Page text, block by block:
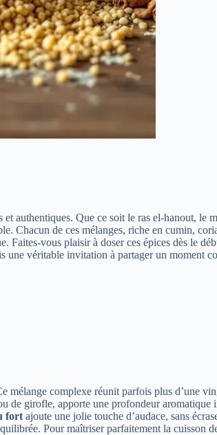
authentiques. Que ce soit le ras el-hanout, le
Chacun de ces mélanges, riche en cumin,
Faites-vous plaisir à doser ces épices dès le
une véritable invitation à partager un moment
mélange complexe réunit parfois plus d’une
de girofle, apporte une profondeur aromatique
fort ajoute une jolie touche d’audace, sans
Pour maîtriser parfaitement la cuisson